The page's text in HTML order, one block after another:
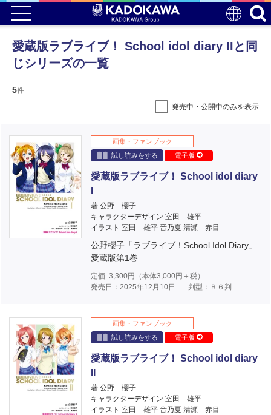
愛蔵版ラブライブ！ School idol diary IIと同
じシリーズの一覧
5件
発売中・公開中のみを表示
画集・ファンブック
試し読みをする
電子版
愛蔵版ラブライブ！ School idol diary
著 公野 櫻子
キャラクターデザイン 室田 雄平
イラスト 室田 雄平 音乃夏 清瀬 赤目
公野櫻子「ラブライブ！School Idol Diary」
愛蔵版第1巻
定価 3,300円（本体3,000円＋税）
発売日：2025年12月10日
判型：Ｂ６判
画集・ファンブック
試し読みをする
電子版
愛蔵版ラブライブ！ School idol diary
著 公野 櫻子
キャラクターデザイン 室田 雄平
イラスト 室田 雄平 音乃夏 清瀬 赤目